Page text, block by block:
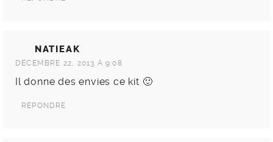
NATIEAK
DÉCEMBRE 22, 2013 À 9:08
Il donne des envies ce kit 🙂
RÉPONDRE